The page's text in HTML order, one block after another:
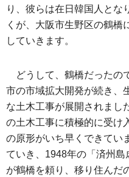
り、彼らは在日韓国人とな
くが、大阪市生野区の鶴橋
していきます。
どうして、鶴橋だったの
市の市域拡大開発が続き、
な土木工事が展開されまし
の土木工事に積極的に受け
の原形がいち早くできてい
ていき、1948年の「済州
が鶴橋を頼り、移り住んだ